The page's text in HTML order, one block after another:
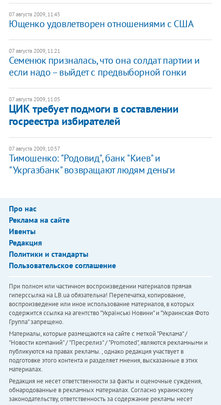
07 августа 2009, 11:45
Ющенко удовлетворен отношениями с США
07 августа 2009, 11:21
Семенюк призналась, что она солдат партии и
если надо – выйдет с предвыборной гонки
07 августа 2009, 11:05
ЦИК требует подмоги в составлении
госреестра избирателей
07 августа 2009, 10:57
Тимошенко: "Родовид", банк "Киев" и
"Укргазбанк" возвращают людям деньги
Про нас
Реклама на сайте
Ивенты
Редакция
Политики и стандарты
Пользовательское соглашение
При полном или частичном воспроизведении материалов прямая
гиперссылка на LB.ua обязательна! Перепечатка, копирование,
воспроизведение или иное использование материалов, в которых
содержится ссылка на агентство "Українськi Новини" и "Украинская Фото
Группа" запрещено.
Материалы, которые размещаются на сайте с меткой "Реклама" /
"Новости компаний" / "Пресрелиз" / "Promoted", являются рекламными и
публикуются на правах рекламы. , однако редакция участвует в
подготовке этого контента и разделяет мнения, высказанные в этих
материалах.
Редакция не несет ответственности за факты и оценочные суждения,
обнародованные в рекламных материалах. Согласно украинскому
законодательству, ответственность за содержание рекламы несет